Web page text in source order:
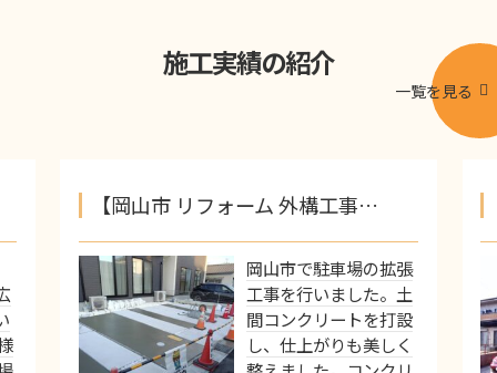
施工実績の紹介
一覧を見る
【岡山市 リフォーム 外構工事…
岡山市で駐車場の拡張
工事を行いました。土
間コンクリートを打設
し、仕上がりも美しく